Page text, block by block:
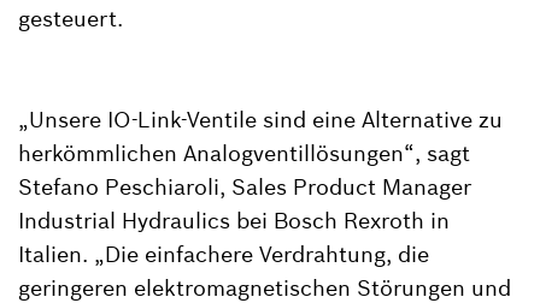
gesteuert.
„Unsere IO-Link-Ventile sind eine Alternative zu
herkömmlichen Analogventillösungen“, sagt
Stefano Peschiaroli, Sales Product Manager
Industrial Hydraulics bei Bosch Rexroth in
Italien. „Die einfachere Verdrahtung, die
geringeren elektromagnetischen Störungen und